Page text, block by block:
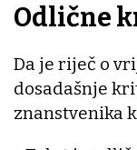
Odlične
Da je riječ o
dosadašnje
znanstvenika